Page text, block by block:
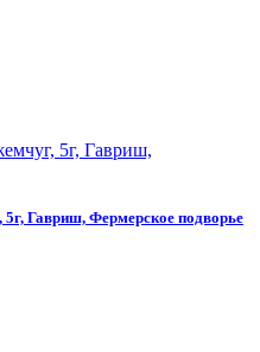
Гавриш, Фермерское подворье